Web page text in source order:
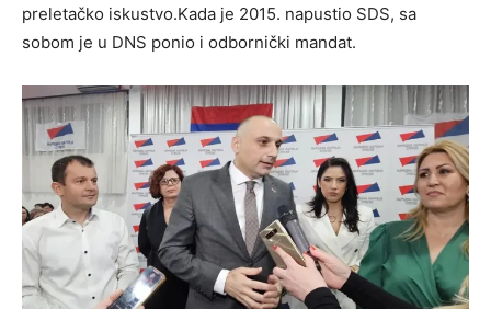
preletačko iskustvo.Kada je 2015. napustio SDS, sa
sobom je u DNS ponio i odbornički mandat.